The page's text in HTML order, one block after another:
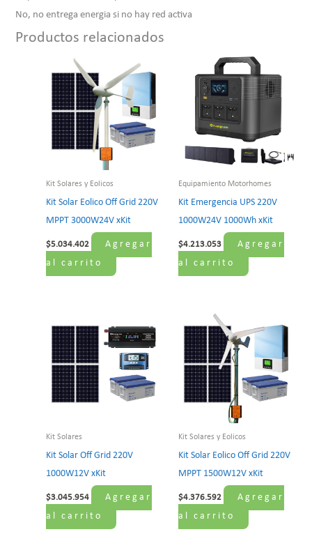
No, no entrega energia si no hay red activa
Productos relacionados
Kit Solares y Eolicos
Kit Solar Eolico Off Grid 220V
MPPT 3000W24V xKit
$5.034.402
Agregar
al carrito
Equipamiento Motorhomes
Kit Emergencia UPS 220V
1000W24V 1000Wh xKit
$4.213.053
Agregar
al carrito
Kit Solares
Kit Solar Off Grid 220V
1000W12V xKit
$3.045.954
Agregar
al carrito
Kit Solares y Eolicos
Kit Solar Eolico Off Grid 220V
MPPT 1500W12V xKit
$4.376.592
Agregar
al carrito